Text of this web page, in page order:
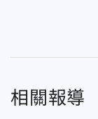
相關報導